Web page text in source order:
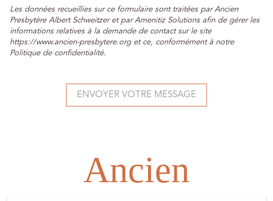
Les données recueillies sur ce formulaire sont traitées par Ancien
Presbytère Albert Schweitzer et par Amenitiz Solutions afin de gérer les
informations relatives à la demande de contact sur le site
https://www.ancien-presbytere.org et ce, conformément à notre
Politique de confidentialité.
Ancien